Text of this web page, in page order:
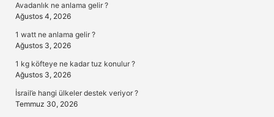
Avadanlık ne anlama gelir ?
Ağustos 4, 2026
1 watt ne anlama gelir ?
Ağustos 3, 2026
1 kg köfteye ne kadar tuz konulur ?
Ağustos 3, 2026
İsrail’e hangi ülkeler destek veriyor ?
Temmuz 30, 2026